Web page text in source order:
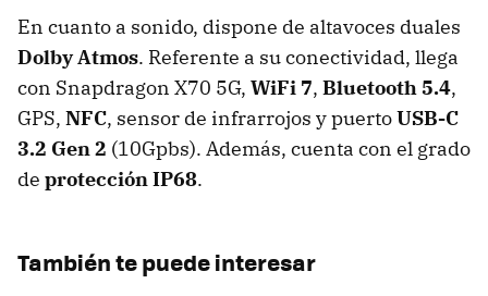
En cuanto a sonido, dispone de altavoces duales
Dolby Atmos. Referente a su conectividad, llega
con Snapdragon X70 5G, WiFi 7, Bluetooth 5.4,
GPS, NFC, sensor de infrarrojos y puertoUSB-C
3.2 Gen 2 (10Gpbs). Además, cuenta con el grado
de protección IP68.
También te puede interesar